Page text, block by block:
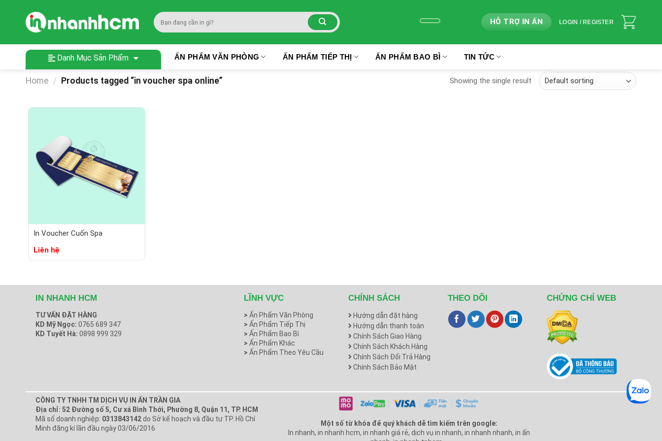
Search
for:
HỖ TRỢ IN ẤN LOGIN / REGISTER
Danh Mục Sản Phẩm ẤN PHẨM VĂN PHÒNG ẤN PHẨM TIẾP THỊ ẤN PHẨM BAO BÌ TIN TỨC
Home / Products tagged “in voucher spa online” Showing the single result
In Voucher Cuốn Spa
Liên hệ
IN NHANH HCM
TƯ VẤN ĐẶT HÀNG
KD Mỹ Ngọc: 0765 689 347
KD Tuyết Hà: 0898 999 329
LĨNH VỰC
>Ấn Phẩm Văn Phòng
>Ấn Phẩm Tiếp Thị
>Ấn Phẩm Bao Bì
>Ấn Phẩm Khác
>Ấn Phẩm Theo Yêu Cầu
CHÍNH SÁCH
Hướng dẫn đặt hàng
Hướng dẫn thanh toán
Chính Sách Giao Hàng
Chính Sách Khách Hàng
Chính Sách Đổi Trả Hàng
Chính Sách Bảo Mật
THEO DÕI CHỨNG CHỈ WEB
CÔNG TY TNHH TM DỊCH VỤ IN ẤN TRẦN GIA
Địa chỉ: 52 Đường số 5, Cư xá Bình Thới, Phường 8, Quận 11, TP. HCM
Mã số doanh nghiệp: 0313843142 do Sở kế hoạch và đầu tư TP. Hồ Chí
Minh đăng kí lần đầu ngày 03/06/2016
Một số từ khóa để quý khách dễ tìm kiếm trên google:
In nhanh, in nhanh hcm, in nhanh giá rẻ, dịch vụ in nhanh, in nhanh nhanh, in ấn